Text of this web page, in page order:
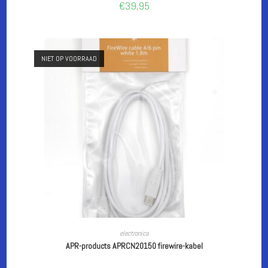
€39,95
NIET OP VOORRAAD
LEES VERDER
electronica
APR-products APRCN20150 firewire-kabel